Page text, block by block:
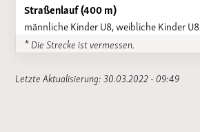
Straßenlauf (400 m)
männliche Kinder U8, weibliche Kinder U8
* Die Strecke ist vermessen.
Letzte Aktualisierung: 30.03.2022 - 09:49